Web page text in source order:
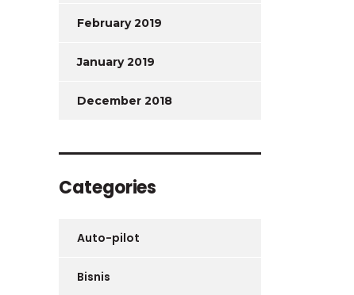
February 2019
January 2019
December 2018
Categories
Auto-pilot
Bisnis